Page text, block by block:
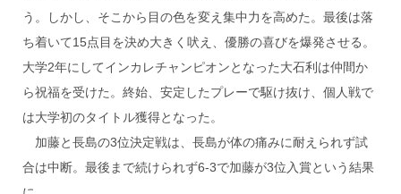
う。しかし、そこから目の色を変え集中力を高めた。最後は落
ち着いて15点目を決め大きく吠え、優勝の喜びを爆発させる。
大学2年にしてインカレチャンピオンとなった大石利は仲間か
ら祝福を受けた。終始、安定したプレーで駆け抜け、個人戦で
は大学初のタイトル獲得となった。
加藤と長島の3位決定戦は、長島が体の痛みに耐えられず試
合は中断。最後まで続けられず6-3で加藤が3位入賞という結果